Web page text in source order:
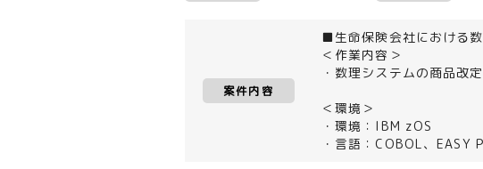
案件内容
■生命保険会社における
＜作業内容＞
・数理システムの商品改
＜環境＞
・環境：IBM zOS
・言語：COBOL、EASY